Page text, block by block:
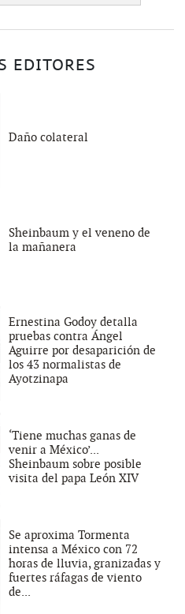
EDITORES
Daño colateral
Sheinbaum y el veneno de
la mañanera
Ernestina Godoy detalla
pruebas contra Ángel
Aguirre por desaparición de
los 43 normalistas de
Ayotzinapa
‘Tiene muchas ganas de
venir a México’...
Sheinbaum sobre posible
visita del papa León XIV
Se aproxima Tormenta
intensa a México con 72
horas de lluvia, granizadas y
fuertes ráfagas de viento
de...